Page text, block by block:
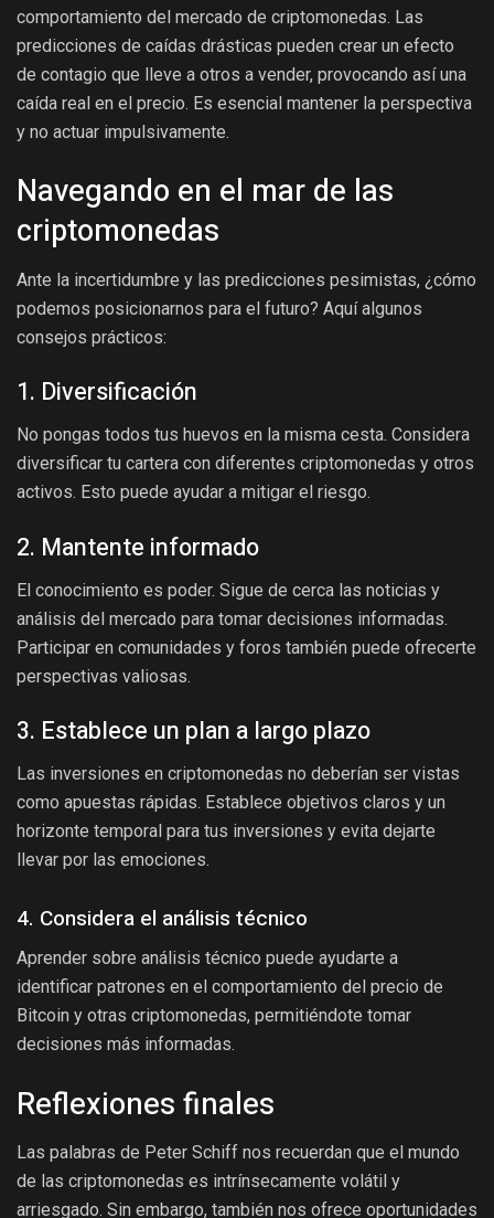
comportamiento del mercado de criptomonedas. Las
predicciones de caídas drásticas pueden crear un efecto
de contagio que lleve a otros a vender, provocando así una
caída real en el precio. Es esencial mantener la perspectiva
y no actuar impulsivamente.
Navegando en el mar de las
criptomonedas
Ante la incertidumbre y las predicciones pesimistas, ¿cómo
podemos posicionarnos para el futuro? Aquí algunos
consejos prácticos:
1. Diversificación
No pongas todos tus huevos en la misma cesta. Considera
diversificar tu cartera con diferentes criptomonedas y otros
activos. Esto puede ayudar a mitigar el riesgo.
2. Mantente informado
El conocimiento es poder. Sigue de cerca las noticias y
análisis del mercado para tomar decisiones informadas.
Participar en comunidades y foros también puede ofrecerte
perspectivas valiosas.
3. Establece un plan a largo plazo
Las inversiones en criptomonedas no deberían ser vistas
como apuestas rápidas. Establece objetivos claros y un
horizonte temporal para tus inversiones y evita dejarte
llevar por las emociones.
4. Considera el análisis técnico
Aprender sobre análisis técnico puede ayudarte a
identificar patrones en el comportamiento del precio de
Bitcoin y otras criptomonedas, permitiéndote tomar
decisiones más informadas.
Reflexiones finales
Las palabras de Peter Schiff nos recuerdan que el mundo
de las criptomonedas es intrínsecamente volátil y
arriesgado. Sin embargo, también nos ofrece oportunidades